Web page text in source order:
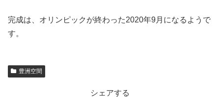
完成は、オリンピックが終わった2020年9月になるようで
す。
豊洲空間
シェアする